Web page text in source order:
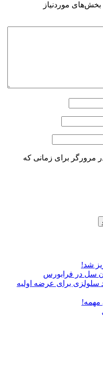
بخش‌های موردنیاز
مرورگر برای زمانی که
شد!
سل در فرابورس
سلولزی برای عرضه اولیه
مهمه!